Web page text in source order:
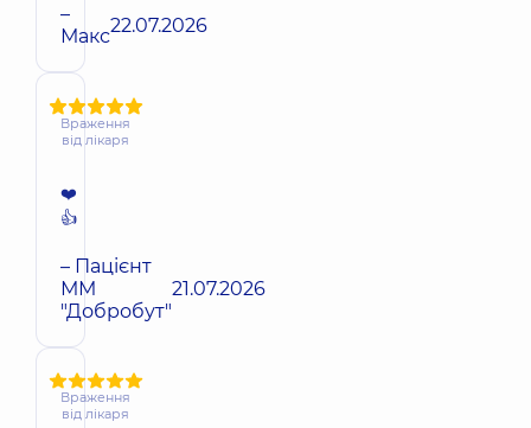
–
Макс22.07.2026
Враження
від лікаря
❤️
👍
– Пацієнт
ММ
"Добробут"
21.07.2026
Враження
від лікаря